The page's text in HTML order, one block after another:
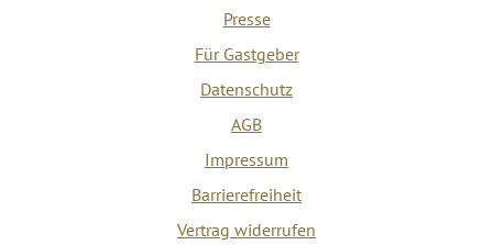
Presse
Für Gastgeber
Datenschutz
AGB
Impressum
Barrierefreiheit
Vertrag widerrufen